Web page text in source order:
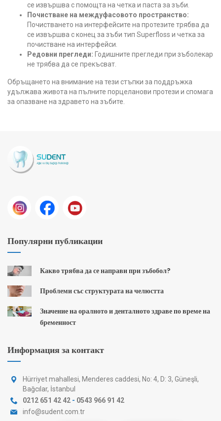
се извършва с помощта на четка и паста за зъби.
Почистване на междуфасовото пространство:
Почистването на интерфейсите на протезите трябва да
се извършва с конец за зъби тип Superfloss и четка за
почистване на интерфейси.
Редовни прегледи: Годишните прегледи при зъболекар
не трябва да се прекъсват.
Обръщането на внимание на тези стъпки за поддръжка
удължава живота на пълните порцеланови протези и спомага
за опазване на здравето на зъбите.
Популярни публикации
Какво трябва да се направи при зъбобол?
Проблеми със структурата на челюстта
Значение на оралното и денталното здраве по време на
бременност
Информация за контакт
Hürriyet mahallesi, Menderes caddesi, No: 4, D: 3, Güneşli,
Bağcılar, İstanbul
0212 651 42 42 - 0543 966 91 42
info@sudent.com.tr